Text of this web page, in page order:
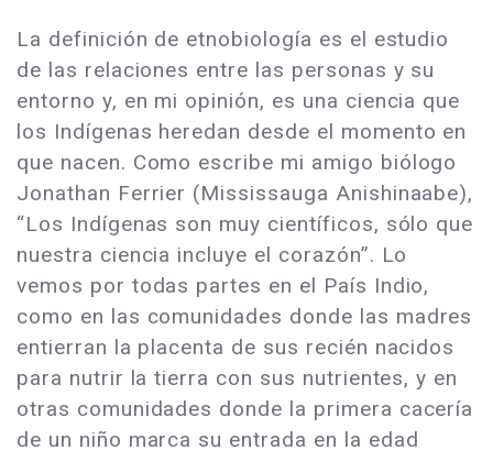
La definición de etnobiología es el estudio
de las relaciones entre las personas y su
entorno y, en mi opinión, es una ciencia que
los Indígenas heredan desde el momento en
que nacen. Como escribe mi amigo biólogo
Jonathan Ferrier (Mississauga Anishinaabe),
“Los Indígenas son muy científicos, sólo que
nuestra ciencia incluye el corazón”. Lo
vemos por todas partes en el País Indio,
como en las comunidades donde las madres
entierran la placenta de sus recién nacidos
para nutrir la tierra con sus nutrientes, y en
otras comunidades donde la primera cacería
de un niño marca su entrada en la edad